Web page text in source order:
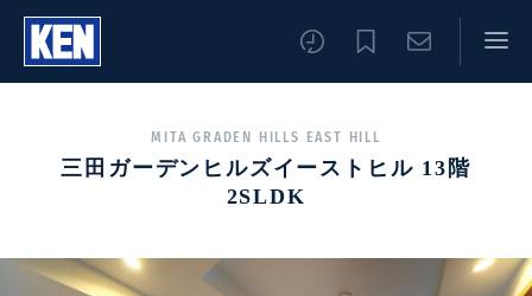
MITA GRADEN HILLS EAST HILL
三田ガーデンヒルズイーストヒル 13階
2SLDK